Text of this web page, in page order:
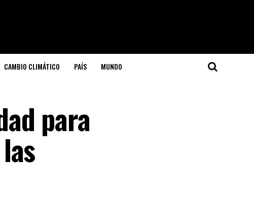
CAMBIO CLIMÁTICO PAÍS MUNDO
para